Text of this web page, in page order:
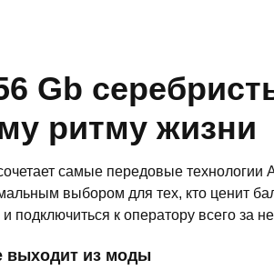
Gb
ритму жизни
самые передовые
выбором для тех, кто ценит
подключиться к оператору всего за
выходит из моды